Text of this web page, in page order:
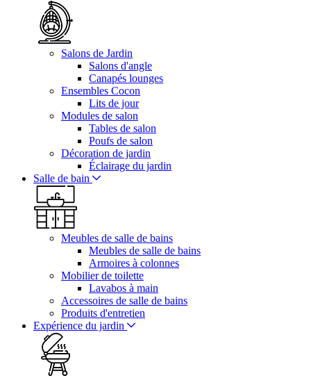
Salons de Jardin
Salons d'angle
Canapés lounges
Ensembles Cocon
Lits de jour
Modules de salon
Tables de salon
Poufs de salon
Décoration de jardin
Éclairage du jardin
Salle de bain
Meubles de salle de bains
Meubles de salle de bains
Armoires à colonnes
Mobilier de toilette
Lavabos à main
Accessoires de salle de bains
Produits d'entretien
Expérience du jardin